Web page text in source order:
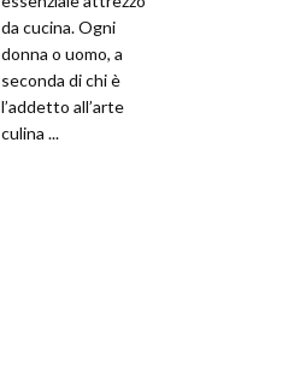
da cucina. Ogni
donna o uomo, a
seconda di chi è
l’addetto all’arte
culina ...